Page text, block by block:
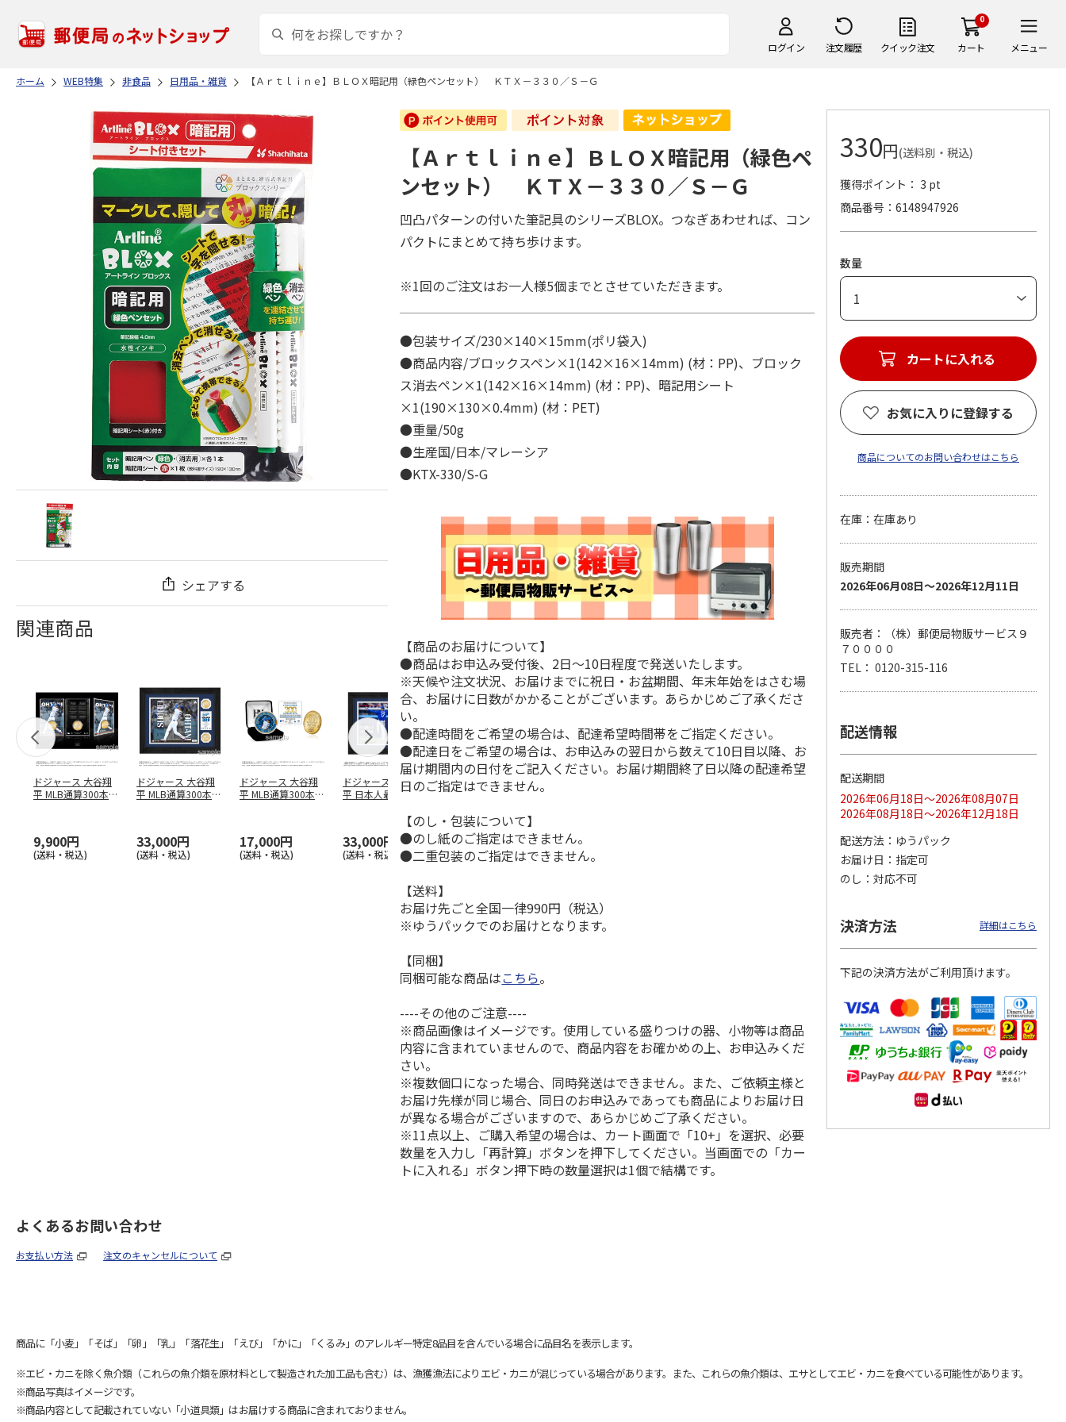
ログイン 注文履歴 クイック注文
0
カート メニュー
ホーム WEB特集 非食品 日用品・雑貨 【Ａｒｔｌｉｎｅ】ＢＬＯＸ暗記用（緑色ペンセット） ＫＴＸ－３３０／Ｓ－Ｇ
シェアする
関連商品
ドジャース 大谷翔
平 MLB通算300本塁
9,900円
(送料・税込)
ドジャース 大谷翔
平 MLB通算300本塁
33,000円
(送料・税込)
ドジャース 大谷翔
平 MLB通算300本塁
17,000円
(送料・税込)
ドジャース 大谷翔
平 日本人最多53試
33,000円
(送料・税込)
MLB ドジャース 大
谷翔平 2026 NL 3・
33,000円
(送料・税込)
9,900円
(送料・税込)
ドジャース 大谷翔
平 日本人最多53試
合連続出塁記念 シ
ル…
17,000円
(送料・税込)
谷翔平 2026 NL 3・
4月投手…
【Ａｒｔｌｉｎｅ】ＢＬＯＸ暗記用（緑色ペ
ンセット） ＫＴＸ－３３０／Ｓ－Ｇ
凹凸パターンの付いた筆記具のシリーズBLOX。つなぎあわせれば、コン
パクトにまとめて持ち歩けます。
※1回のご注文はお一人様5個までとさせていただきます。
●包装サイズ/230×140×15mm(ポリ袋入)
●商品内容/ブロックスペン×1(142×16×14mm) (材：PP)、ブロック
ス消去ペン×1(142×16×14mm) (材：PP)、暗記用シート
×1(190×130×0.4mm) (材：PET)
●重量/50g
●生産国/日本/マレーシア
●KTX-330/S-G
【商品のお届けについて】
●商品はお申込み受付後、2日～10日程度で発送いたします。
※天候や注文状況、お届けまでに祝日・お盆期間、年末年始をはさむ場
合、お届けに日数がかかることがございます。あらかじめご了承くださ
い。
●配達時間をご希望の場合は、配達希望時間帯をご指定ください。
●配達日をご希望の場合は、お申込みの翌日から数えて10日目以降、お
届け期間内の日付をご記入ください。お届け期間終了日以降の配達希望
日のご指定はできません。
【のし・包装について】
●のし紙のご指定はできません。
●二重包装のご指定はできません。
【送料】
お届け先ごと全国一律990円（税込）
※ゆうパックでのお届けとなります。
【同梱】
同梱可能な商品はこちら。
----その他のご注意----
※商品画像はイメージです。使用している盛りつけの器、小物等は商品
内容に含まれていませんので、商品内容をお確かめの上、お申込みくだ
さい。
※複数個口になった場合、同時発送はできません。また、ご依頼主様と
お届け先様が同じ場合、同日のお申込みであっても商品によりお届け日
が異なる場合がございますので、あらかじめご了承ください。
※11点以上、ご購入希望の場合は、カート画面で「10+」を選択、必要
数量を入力し「再計算」ボタンを押下してください。当画面での「カー
トに入れる」ボタン押下時の数量選択は1個で結構です。
330円(送料別・税込)
獲得ポイント： 3 pt
商品番号
6148947926
数量
カートに入れる
お気に入りに登録する
商品についてのお問い合わせはこちら
在庫：在庫あり
販売期間
2026年06月08日～2026年12月11日
販売者：（株）郵便局物販サービス９
７００００
TEL： 0120-315-116
配送情報
配送期間
2026年06月18日～2026年08月07日
2026年08月18日～2026年12月18日
配送方法
ゆうパック
お届け日
指定可
のし
対応不可
決済方法 詳細はこちら
下記の決済方法がご利用頂けます。
よくあるお問い合わせ
お支払い方法 注文のキャンセルについて
商品に「小麦」「そば」「卵」「乳」「落花生」「えび」「かに」「くるみ」のアレルギー特定8品目を含んでいる場合に品目名を表示します。
※エビ・カニを除く魚介類（これらの魚介類を原材料として製造された加工品も含む）は、漁獲漁法によりエビ・カニが混じっている場合があります。また、これらの魚介類は、エサとしてエビ・カニを食べている可能性があります。
※商品写真はイメージです。
※商品内容として記載されていない「小道具類」はお届けする商品に含まれておりません。